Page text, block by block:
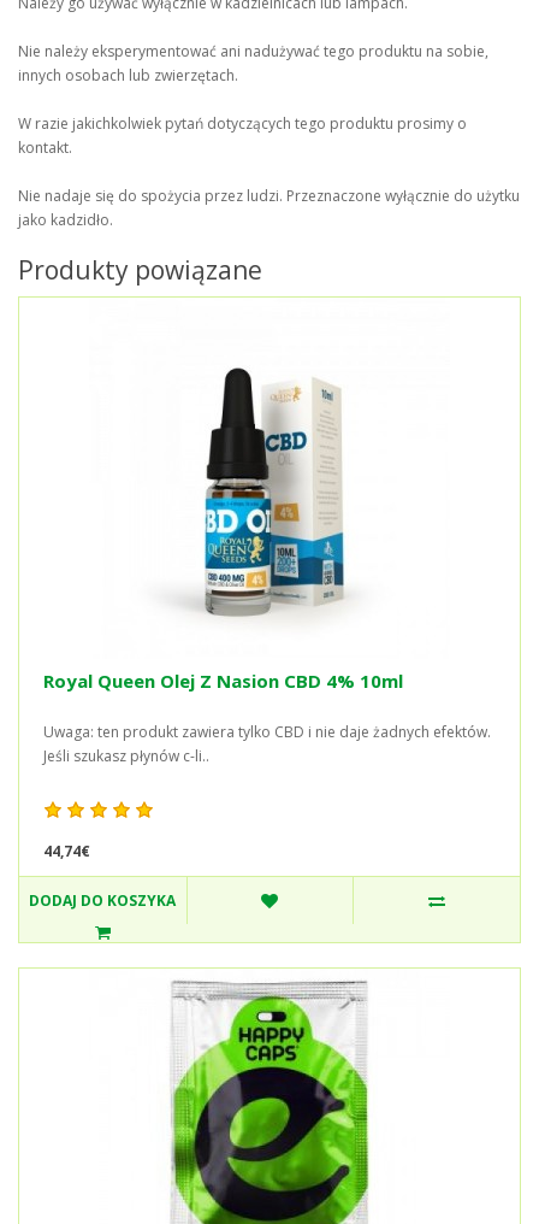
Nie należy eksperymentować ani nadużywać tego produktu na sobie,
innych osobach lub zwierzętach.
W razie jakichkolwiek pytań dotyczących tego produktu prosimy o
kontakt.
Nie nadaje się do spożycia przez ludzi. Przeznaczone wyłącznie do użytku
jako kadzidło.
Produkty powiązane
Royal Queen Olej Z Nasion CBD 4% 10ml
Uwaga: ten produkt zawiera tylko CBD i nie daje żadnych efektów.
Jeśli szukasz płynów c-li..
44,74€
DODAJ DO KOSZYKA